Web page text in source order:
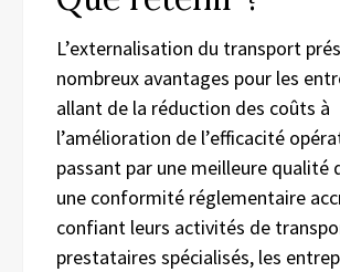
L’externalisation du transport
nombreux avantages pour les
allant de la réduction des coûts à
l’amélioration de l’efficacité
passant par une meilleure qualité
une conformité réglementaire
confiant leurs activités de
prestataires spécialisés, les